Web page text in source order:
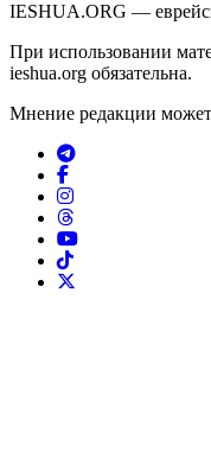
IESHUA.ORG —
При использовании
ieshua.org обязательна.
Мнение редакции может